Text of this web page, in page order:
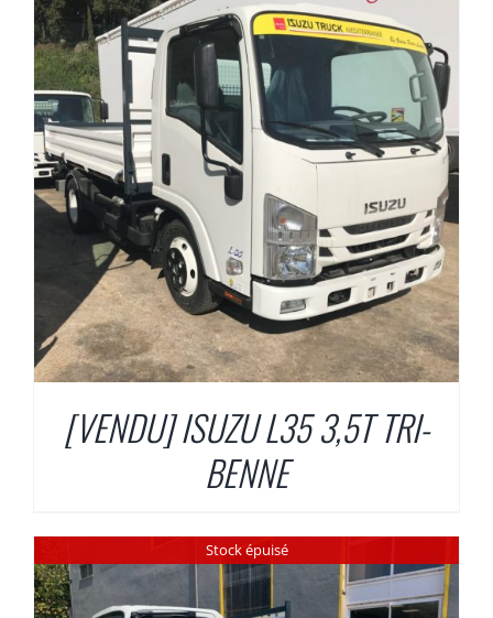
[VENDU] ISUZU L35 3,5T TRI-
BENNE
Stock épuisé